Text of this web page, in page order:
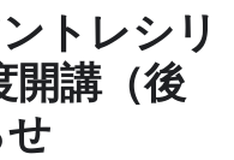
トレシリ
開講（後